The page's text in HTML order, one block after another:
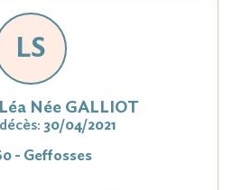
LS
Née GALLIOT
30/04/2021
- Geffosses